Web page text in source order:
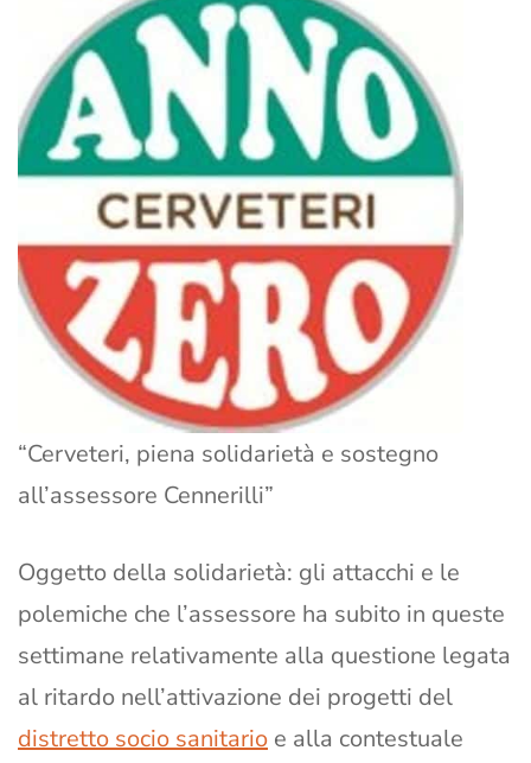
“Cerveteri, piena solidarietà e sostegno
all’assessore Cennerilli”
Oggetto della solidarietà: gli attacchi e le
polemiche che l’assessore ha subito in queste
settimane relativamente alla questione legata
al ritardo nell’attivazione dei progetti del
distretto socio sanitario e alla contestuale